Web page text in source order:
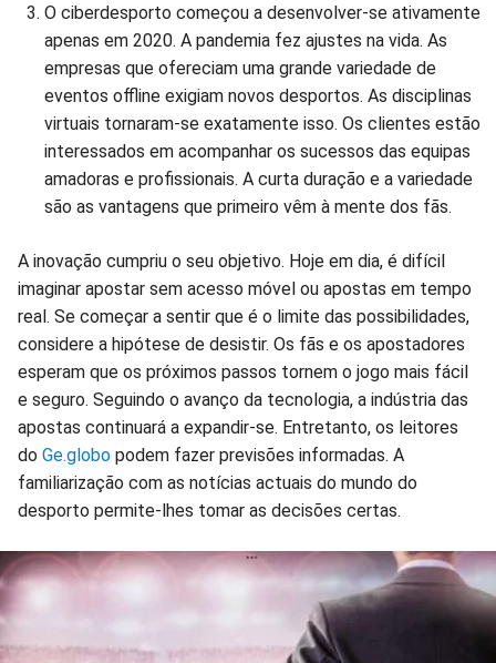
O ciberdesporto começou a desenvolver-se ativamente
apenas em 2020. A pandemia fez ajustes na vida. As
empresas que ofereciam uma grande variedade de
eventos offline exigiam novos desportos. As disciplinas
virtuais tornaram-se exatamente isso. Os clientes estão
interessados em acompanhar os sucessos das equipas
amadoras e profissionais. A curta duração e a variedade
são as vantagens que primeiro vêm à mente dos fãs.
A inovação cumpriu o seu objetivo. Hoje em dia, é difícil
imaginar apostar sem acesso móvel ou apostas em tempo
real. Se começar a sentir que é o limite das possibilidades,
considere a hipótese de desistir. Os fãs e os apostadores
esperam que os próximos passos tornem o jogo mais fácil
e seguro. Seguindo o avanço da tecnologia, a indústria das
apostas continuará a expandir-se. Entretanto, os leitores
do Ge.globo podem fazer previsões informadas. A
familiarização com as notícias actuais do mundo do
desporto permite-lhes tomar as decisões certas.